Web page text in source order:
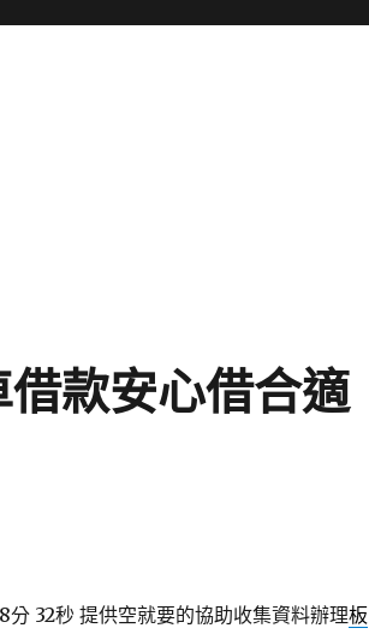
款安心借合適
分 32秒提供空就要的協助收集資料辦理板